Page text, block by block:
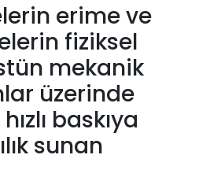
erime ve
fiziksel
mekanik
üzerinde
baskıya
sunan